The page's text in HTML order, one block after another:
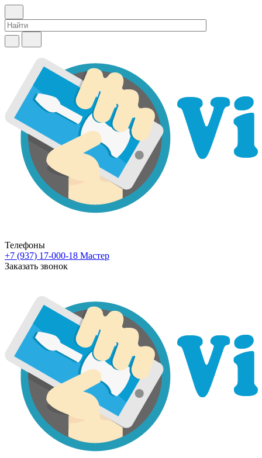
Телефоны
+7 (937) 17-000-18 Мастер
Заказать звонок